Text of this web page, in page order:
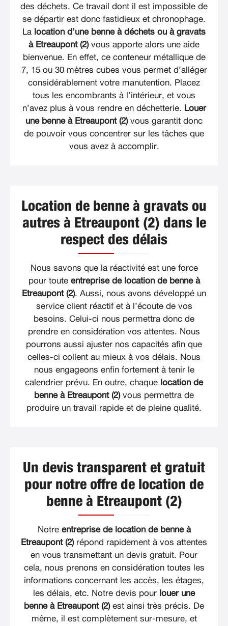
des déchets. Ce travail dont il est impossible de
se départir est donc fastidieux et chronophage.
La location d’une benne à déchets ou à gravats
à Etreaupont (2)vous apporte alors une aide
bienvenue. En effet, ce conteneur métallique de
7, 15 ou 30 mètres cubes vous permet d’alléger
considérablement votre manutention. Placez
tous les encombrants à l’intérieur, et vous
n’avez plus à vous rendre en déchetterie. Louer
une benne à Etreaupont (2)vous garantit donc
de pouvoir vous concentrer sur les tâches que
vous avez à accomplir.
Location de benne à gravats ou
autres à Etreaupont (2) dans le
respect des délais
Nous savons que la réactivité est une force
pour toute entreprise de location de benne à
Etreaupont (2). Aussi, nous avons développé un
service client réactif et à l’écoute de vos
besoins. Celui-ci nous permettra donc de
prendre en considération vos attentes. Nous
pourrons aussi ajuster nos capacités afin que
celles-ci collent au mieux à vos délais. Nous
nous engageons enfin fortement à tenir le
calendrier prévu. En outre, chaque location de
benne à Etreaupont (2)vous permettra de
produire un travail rapide et de pleine qualité.
Un devis transparent et gratuit
pour notre offre de location de
benne à Etreaupont (2)
Notre entreprise de location de benne à
Etreaupont (2)répond rapidement à vos attentes
en vous transmettant un devis gratuit. Pour
cela, nous prenons en considération toutes les
informations concernant les accès, les étages,
les délais, etc. Notre devis pour louer une
benne à Etreaupont (2)est ainsi très précis. De
même, il est complètement sur-mesure, et